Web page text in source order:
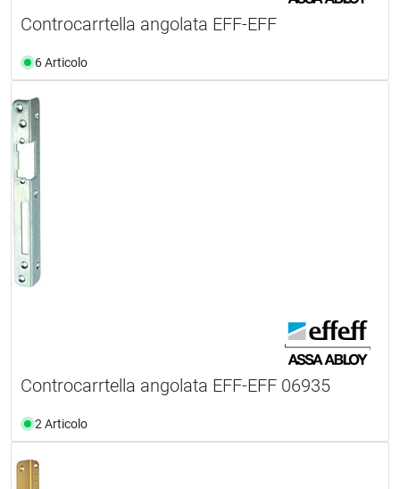
Controcarrtella angolata EFF-EFF
6 Articolo
Controcarrtella angolata EFF-EFF 06935
2 Articolo